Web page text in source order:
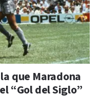
que Maradona
“Gol del Siglo”